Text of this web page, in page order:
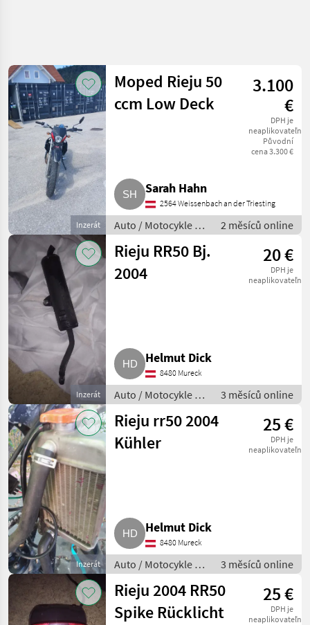
Inzerát
Moped Rieju 50
ccm Low Deck
3.100
€
DPH je
neaplikovateľné
Původní
cena 3.300 €
Sarah Hahn
2564 Weissenbach an der Triesting
Auto / Motocykle /
Motorka
2 měsíců online
Inzerát
Rieju RR50 Bj.
2004
20 €
DPH je
neaplikovateľné
Helmut Dick
8480 Mureck
Auto / Motocykle /
Motorka
3 měsíců online
Inzerát
Rieju rr50 2004
Kühler
25 €
DPH je
neaplikovateľné
Helmut Dick
8480 Mureck
Auto / Motocykle /
Motorka
3 měsíců online
Rieju 2004 RR50
Spike Rücklicht
25 €
DPH je
neaplikovateľné